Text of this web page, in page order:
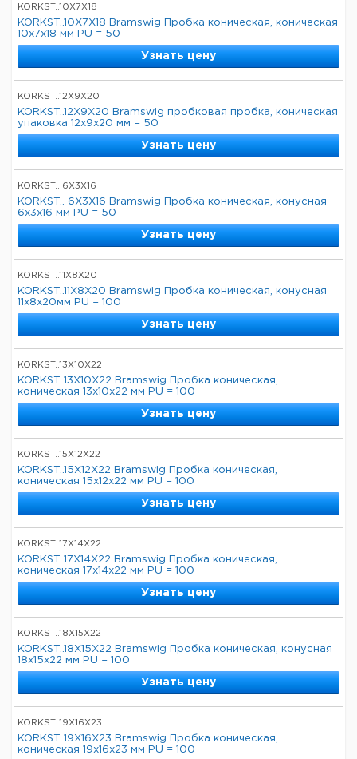
KORKST..10X7X18
KORKST..10X7X18 Bramswig Пробка коническая, коническая
10x7x18 мм PU = 50
Узнать цену
KORKST..12X9X20
KORKST..12X9X20 Bramswig пробковая пробка, коническая
упаковка 12x9x20 мм = 50
Узнать цену
KORKST.. 6X3X16
KORKST.. 6X3X16 Bramswig Пробка коническая, конусная
6x3x16 мм PU = 50
Узнать цену
KORKST..11X8X20
KORKST..11X8X20 Bramswig Пробка коническая, конусная
11x8x20мм PU = 100
Узнать цену
KORKST..13X10X22
KORKST..13X10X22 Bramswig Пробка коническая,
коническая 13x10x22 мм PU = 100
Узнать цену
KORKST..15X12X22
KORKST..15X12X22 Bramswig Пробка коническая,
коническая 15x12x22 мм PU = 100
Узнать цену
KORKST..17X14X22
KORKST..17X14X22 Bramswig Пробка коническая,
коническая 17x14x22 мм PU = 100
Узнать цену
KORKST..18X15X22
KORKST..18X15X22 Bramswig Пробка коническая, конусная
18x15x22 мм PU = 100
Узнать цену
KORKST..19X16X23
KORKST..19X16X23 Bramswig Пробка коническая,
коническая 19x16x23 мм PU = 100